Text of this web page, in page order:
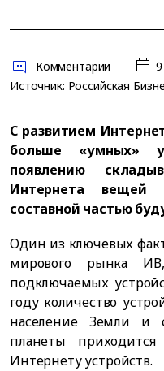
Комментарии
Источник: Российская
С развитием
больше «умных»
появлению
Интернета вещей
составной частью
Один из ключевых
мирового рынка
подключаемых
году количество
население Земли и
планеты
Интернету устройств.